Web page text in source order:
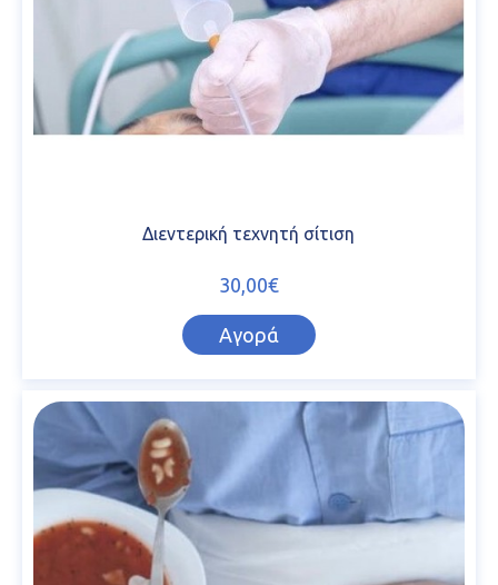
Διεντερική τεχνητή σίτιση
30,00€
Αγορά